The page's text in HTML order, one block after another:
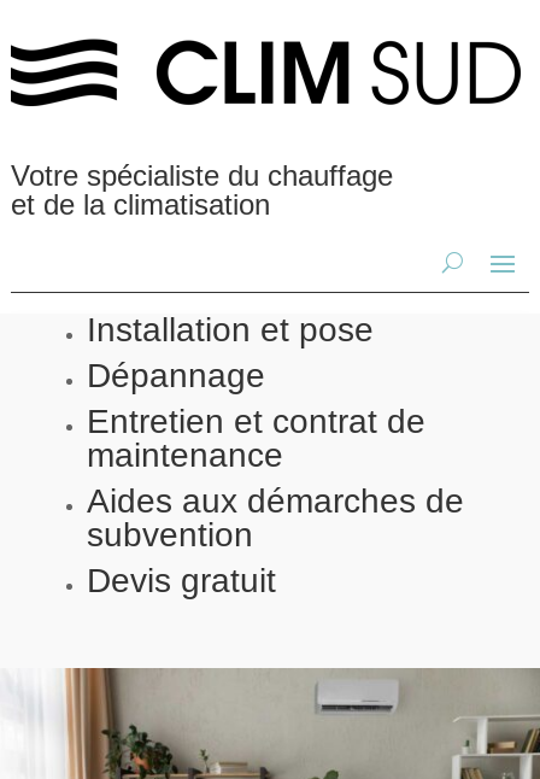
Votre spécialiste du chauffage
et de la climatisation
Installation et pose
Dépannage
Entretien et contrat de
maintenance
Aides aux démarches de
subvention
Devis gratuit